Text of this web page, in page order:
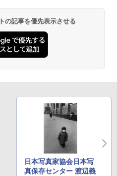
の記事を優先表示させる
日本写真家協会日本写
真保存センター 渡辺義